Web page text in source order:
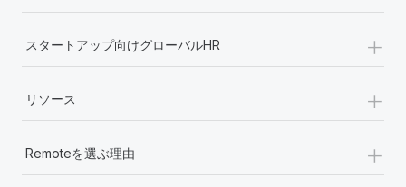
スタートアップ向けグローバルHR +
リソース +
Remoteを選ぶ理由 +